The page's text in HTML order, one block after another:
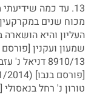
13. עד כמה
מכוח שנים
8910/13